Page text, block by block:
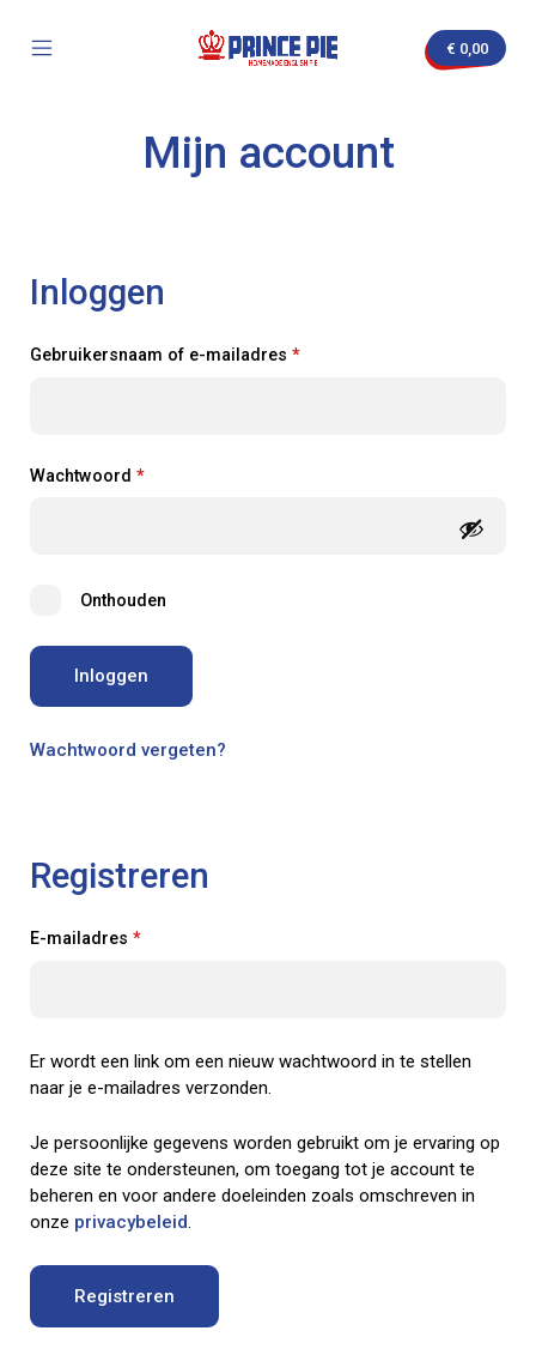
€ 0,00
Mijn account
Inloggen
Gebruikersnaam of e-mailadres *Verplicht
Wachtwoord *Verplicht
Onthouden
Inloggen
Wachtwoord vergeten?
Registreren
E-mailadres *Verplicht
Er wordt een link om een nieuw wachtwoord in te stellen
naar je e-mailadres verzonden.
Je persoonlijke gegevens worden gebruikt om je ervaring op
deze site te ondersteunen, om toegang tot je account te
beheren en voor andere doeleinden zoals omschreven in
onze privacybeleid.
Registreren